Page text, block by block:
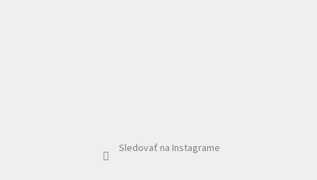
Sledovať na Instagrame